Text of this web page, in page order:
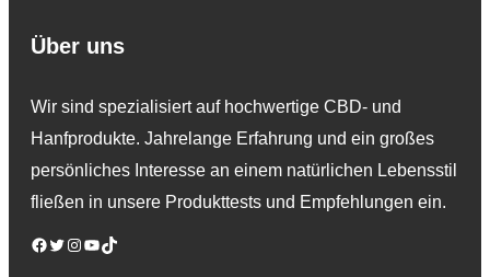
Über uns
Wir sind spezialisiert auf hochwertige CBD- und
Hanfprodukte. Jahrelange Erfahrung und ein großes
persönliches Interesse an einem natürlichen Lebensstil
fließen in unsere Produkttests und Empfehlungen ein.
Facebook Twitter Instagram YouTube TikTok